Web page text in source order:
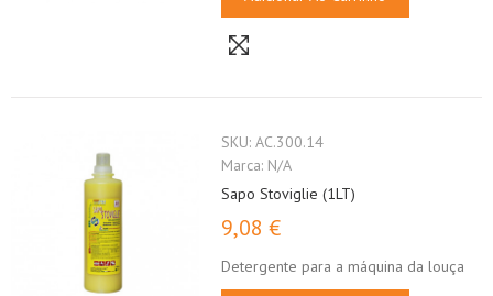
SKU:AC.300.14
Marca: N/A
Sapo Stoviglie (1LT)
9,08 €
Detergente para a máquina da louça